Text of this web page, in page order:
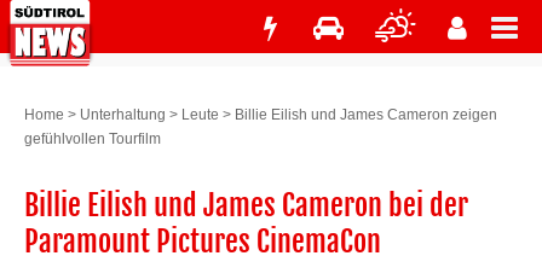
Home > Unterhaltung > Leute > Billie Eilish und James Cameron zeigen
gefühlvollen Tourfilm
Billie Eilish und James Cameron bei der
Paramount Pictures CinemaCon